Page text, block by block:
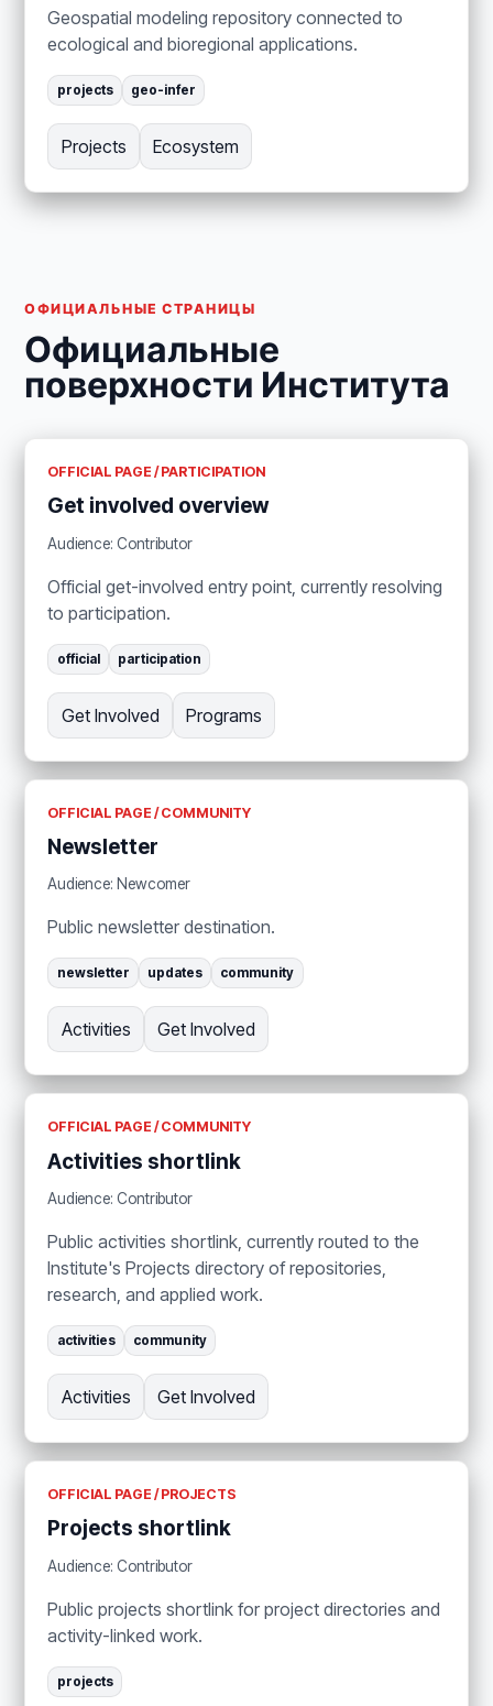
Geospatial modeling repository connected to
ecological and bioregional applications.
projects geo-infer
Projects Ecosystem
ОФИЦИАЛЬНЫЕ СТРАНИЦЫ
Официальные
поверхности Института
OFFICIAL PAGE / PARTICIPATION
Get involved overview
Audience: Contributor
Official get-involved entry point, currently resolving
to participation.
official participation
Get Involved Programs
OFFICIAL PAGE / COMMUNITY
Newsletter
Audience: Newcomer
Public newsletter destination.
newsletter updates community
Activities Get Involved
OFFICIAL PAGE / COMMUNITY
Activities shortlink
Audience: Contributor
Public activities shortlink, currently routed to the
Institute's Projects directory of repositories,
research, and applied work.
activities community
Activities Get Involved
OFFICIAL PAGE / PROJECTS
Projects shortlink
Audience: Contributor
Public projects shortlink for project directories and
activity-linked work.
projects